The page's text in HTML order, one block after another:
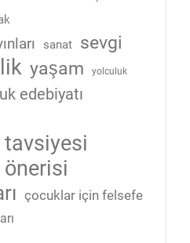
sanat sevgi
yaşam yolculuk
edebiyatı
tavsiyesi
önerisi
çocuklar için felsefe